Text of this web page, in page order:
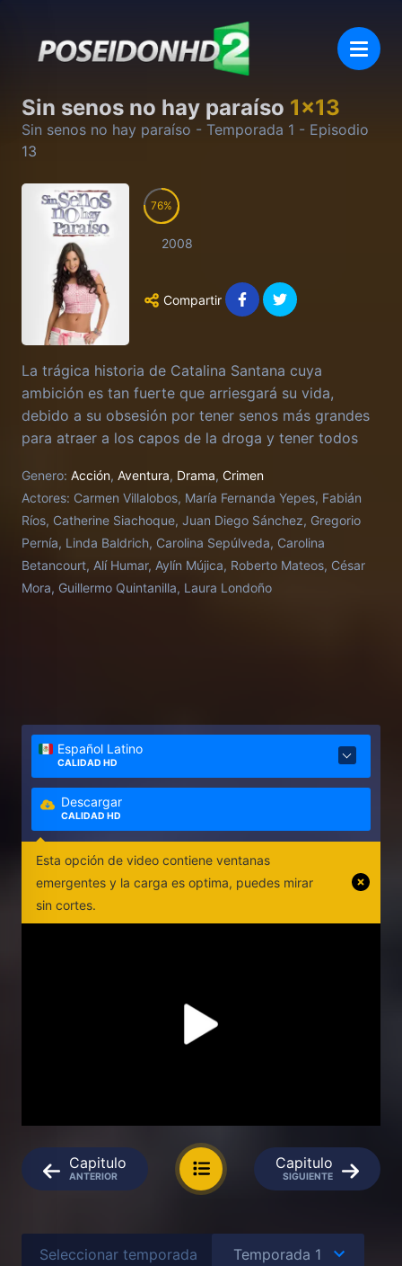
Sin senos no hay paraíso 1x13
Sin senos no hay paraíso - Temporada 1 - Episodio
13
76
2008
Compartir
La trágica historia de Catalina Santana cuya
ambición es tan fuerte que arriesgará su vida,
debido a su obsesión por tener senos más grandes
para atraer a los capos de la droga y tener todos
Genero: Acción, Aventura, Drama, Crimen
Actores: Carmen Villalobos, María Fernanda Yepes, Fabián
Ríos, Catherine Siachoque, Juan Diego Sánchez, Gregorio
Pernía, Linda Baldrich, Carolina Sepúlveda, Carolina
Betancourt, Alí Humar, Aylín Mújica, Roberto Mateos, César
Mora, Guillermo Quintanilla, Laura Londoño
Español Latino
CALIDAD HD
Descargar
CALIDAD HD
Esta opción de video contiene ventanas
emergentes y la carga es optima, puedes mirar
sin cortes.
Capitulo
ANTERIOR
Capitulo
SIGUIENTE
Seleccionar temporada